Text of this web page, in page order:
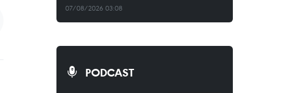
07/08/2026 03:08
PODCAST